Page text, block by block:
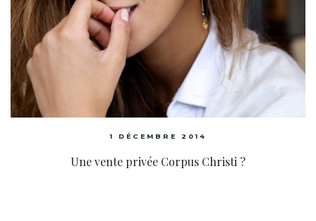
1 DÉCEMBRE 2014
Une vente privée Corpus Christi ?